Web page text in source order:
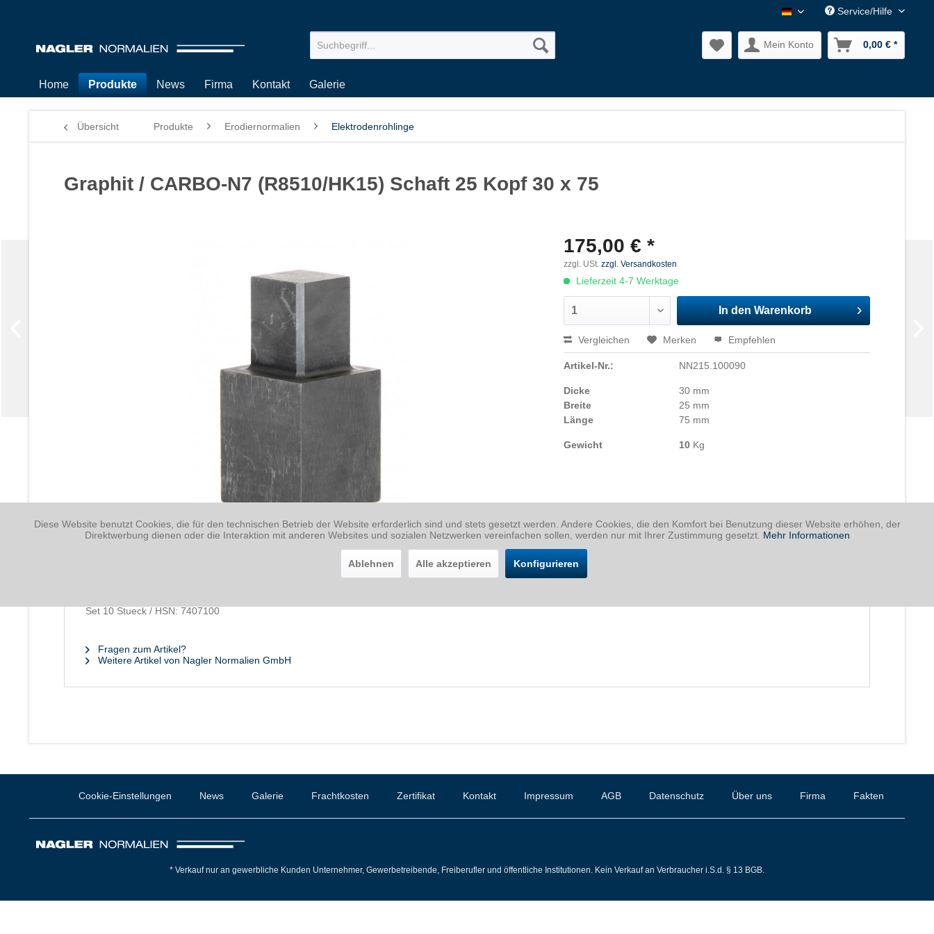
Nagler Normalien DE
Service/Hilfe
Mein Konto 0,00 € *
Home Produkte News Firma Kontakt Galerie
Übersicht Produkte Erodiernormalien Elektrodenrohlinge
Graphit / CARBO-N7 (R8510/HK15) Schaft 25 Kopf 30 x 75
175,00 € *
zzgl. USt.zzgl. Versandkosten
Lieferzeit 4-7 Werktage
In den Warenkorb
Vergleichen Merken Empfehlen
Artikel-Nr.: NN215.100090
Dicke
30 mm
Breite
25 mm
Länge
75 mm
Gewicht 10 Kg
Set 10 Stueck / HSN: 7407100
Fragen zum Artikel?
Weitere Artikel von Nagler Normalien GmbH
Fakten
Firma
Über uns
Datenschutz
AGB
Impressum
Kontakt
Zertifikat
Frachtkosten
Galerie
News
Cookie-Einstellungen
* Verkauf nur an gewerbliche Kunden Unternehmer, Gewerbetreibende, Freiberufler und öffentliche Institutionen. Kein Verkauf an Verbraucher i.S.d. § 13 BGB.
Diese Website benutzt Cookies, die für den technischen Betrieb der Website erforderlich sind und stets gesetzt werden. Andere Cookies, die den Komfort bei Benutzung dieser Website erhöhen, der
Direktwerbung dienen oder die Interaktion mit anderen Websites und sozialen Netzwerken vereinfachen sollen, werden nur mit Ihrer Zustimmung gesetzt. Mehr Informationen
Ablehnen Alle akzeptieren Konfigurieren